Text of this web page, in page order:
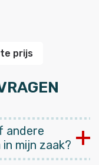
prijs
andere
mijn zaak?